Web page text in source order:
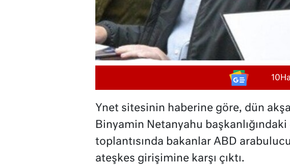
Ynet sitesinin haberine göre, dün
Binyamin Netanyahu
toplantısında bakanlar ABD
ateşkes girişimine karşı çıktı.